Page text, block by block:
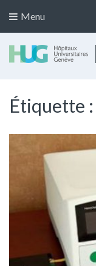
Menu
Étiquette :